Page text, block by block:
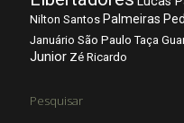
Nilton Santos Palmeiras
Januário São Paulo Taça
Junior Zé Ricardo
Pesquisar